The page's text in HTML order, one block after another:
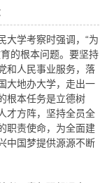
大学考察时强调，“为
的根本问题。要坚持
和人民事业服务，落
大地办大学，走出一
根本任务是立德树
才方阵，坚持全员全
职责使命，为全面建
中国梦提供源源不断